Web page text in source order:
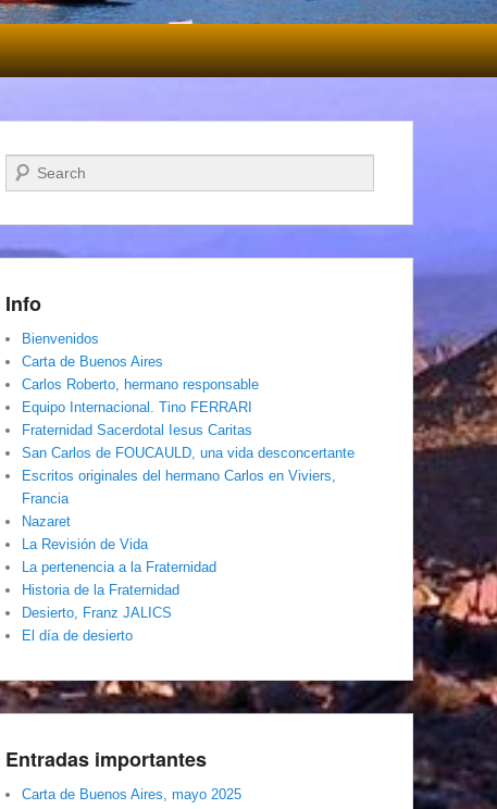
Buscar
Info
Bienvenidos
Carta de Buenos Aires
Carlos Roberto, hermano responsable
Equipo Internacional. Tino FERRARI
Fraternidad Sacerdotal Iesus Caritas
San Carlos de FOUCAULD, una vida desconcertante
Escritos originales del hermano Carlos en Viviers,
Francia
Nazaret
La Revisión de Vida
La pertenencia a la Fraternidad
Historia de la Fraternidad
Desierto, Franz JALICS
El día de desierto
Entradas importantes
Carta de Buenos Aires, mayo 2025